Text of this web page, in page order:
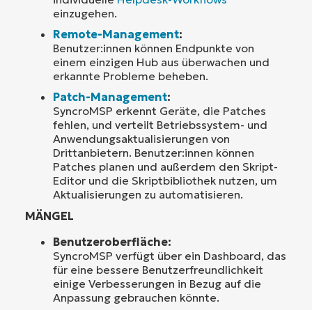
einzugehen.
Remote-Management:
Benutzer:innen können Endpunkte von
einem einzigen Hub aus überwachen und
erkannte Probleme beheben.
Patch-Management:
SyncroMSP erkennt Geräte, die Patches
fehlen, und verteilt Betriebssystem- und
Anwendungsaktualisierungen von
Drittanbietern. Benutzer:innen können
Patches planen und außerdem den Skript-
Editor und die Skriptbibliothek nutzen, um
Aktualisierungen zu automatisieren.
MÄNGEL
Benutzeroberfläche:
SyncroMSP verfügt über ein Dashboard, das
für eine bessere Benutzerfreundlichkeit
einige Verbesserungen in Bezug auf die
Anpassung gebrauchen könnte.